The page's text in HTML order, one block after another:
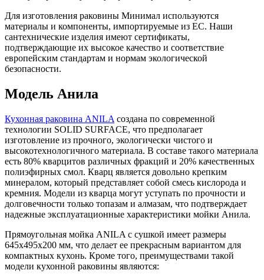
Для изготовления раковины Минимал используются
материалы и компоненты, импортируемые из ЕС. Наши
сантехнические изделия имеют сертификаты,
подтверждающие их высокое качество и соответствие
европейским стандартам и нормам экологической
безопасности.
Модель Анила
Кухонная раковина ANILA создана по современной
технологии SOLID SURFACE, что предполагает
изготовление из прочного, экологически чистого и
высокотехнологичного материала. В составе такого материала
есть 80% кварцитов различных фракций и 20% качественных
полиэфирных смол. Кварц является довольно крепким
минералом, который представляет собой смесь кислорода и
кремния. Модели из кварца могут уступать по прочности и
долговечности только топазам и алмазам, что подтверждает
надежные эксплуатационные характеристики мойки Анила.
Прямоугольная мойка ANILA с сушкой имеет размеры
645х495х200 мм, что делает ее прекрасным вариантом для
компактных кухонь. Кроме того, преимуществами такой
модели кухонной раковины являются: